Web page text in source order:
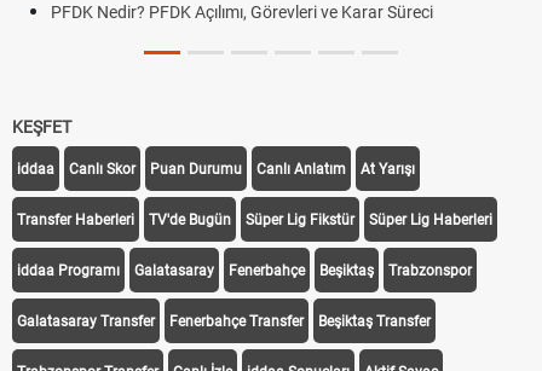
PFDK Nedir? PFDK Açılımı, Görevleri ve Karar Süreci
KEŞFET
iddaa Canlı Skor Puan Durumu Canlı Anlatım At Yarışı
Transfer Haberleri TV'de Bugün Süper Lig Fikstür Süper Lig Haberleri
iddaa Programı Galatasaray Fenerbahçe Beşiktaş Trabzonspor
Galatasaray Transfer Fenerbahçe Transfer Beşiktaş Transfer